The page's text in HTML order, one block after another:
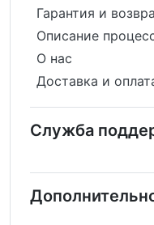
Гарантия и
Описание
О нас
Доставка и
Служба